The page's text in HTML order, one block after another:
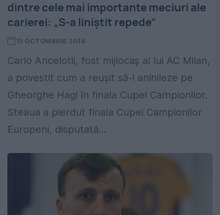
dintre cele mai importante meciuri ale
carierei: „S-a liniștit repede”
15 OCTOMBRIE 2018
Carlo Ancelotii, fost mijlocaș al lui AC Milan,
a povestit cum a reușit să-l anihileze pe
Gheorghe Hagi în finala Cupei Campionilor.
Steaua a pierdut finala Cupei Campionilor
Europeni, disputată...